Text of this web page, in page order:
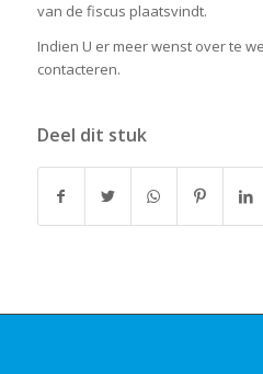
van de fiscus plaatsvindt.
Indien U er meer wenst over te
contacteren.
Deel dit stuk